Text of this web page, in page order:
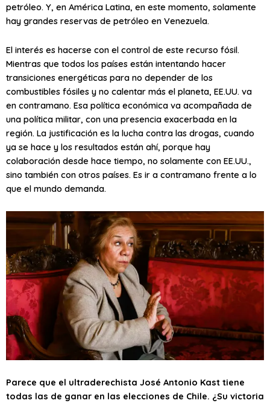
petróleo. Y, en América Latina, en este momento, solamente
hay grandes reservas de petróleo en Venezuela.
El interés es hacerse con el control de este recurso fósil.
Mientras que todos los países están intentando hacer
transiciones energéticas para no depender de los
combustibles fósiles y no calentar más el planeta, EE.UU. va
en contramano. Esa política económica va acompañada de
una política militar, con una presencia exacerbada en la
región. La justificación es la lucha contra las drogas, cuando
ya se hace y los resultados están ahí, porque hay
colaboración desde hace tiempo, no solamente con EE.UU.,
sino también con otros países. Es ir a contramano frente a lo
que el mundo demanda.
Parece que el ultraderechista José Antonio Kast tiene
todas las de ganar en las elecciones de Chile. ¿Su victoria